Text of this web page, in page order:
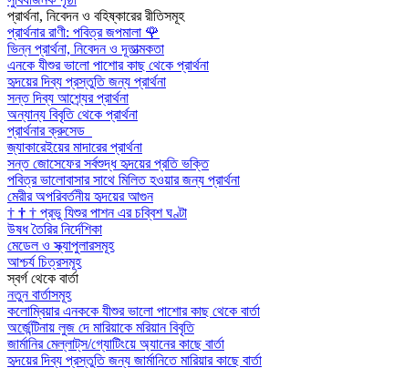
প্রার্থনা, নিবেদন ও বহিষ্কারের রীতিসমূহ
প্রার্থনার রাণী: পবিত্র জপমালা 🌹
ভিন্ন প্রার্থনা, নিবেদন ও দূতাত্মকতা
এনকে যীশুর ভালো পাশোর কাছ থেকে প্রার্থনা
হৃদয়ের দিব্য প্রস্তুতি জন্য প্রার্থনা
সন্ত দিব্য আশ্র্যের প্রার্থনা
অন্যান্য বিবৃতি থেকে প্রার্থনা
প্রার্থনার ক্রুসেড
জ্যাকারেইয়ের মাদারের প্রার্থনা
সন্ত জোসেফের সর্বশুদ্ধ হৃদয়ের প্রতি ভক্তি
পবিত্র ভালোবাসার সাথে মিলিত হওয়ার জন্য প্রার্থনা
মেরীর অপরিবর্তনীয় হৃদয়ের আগুন
† † † প্রভু যিশুর পাশন এর চব্বিশ ঘণ্টা
উষধ তৈরির নির্দেশিকা
মেডেল ও স্ক্যাপুলারসমূহ
আশ্চর্য চিত্রসমূহ
স্বর্গ থেকে বার্তা
নতুন বার্তাসমূহ
কলোম্বিয়ার এনককে যীশুর ভালো পাশোর কাছ থেকে বার্তা
অর্জেন্টিনায় লুজ দে মারিয়াকে মরিয়ান বিবৃতি
জার্মানির মেল্লাট্‌স/গ্যোটিংয়ে অ্যানের কাছে বার্তা
হৃদয়ের দিব্য প্রস্তুতি জন্য জার্মানিতে মারিয়ার কাছে বার্তা